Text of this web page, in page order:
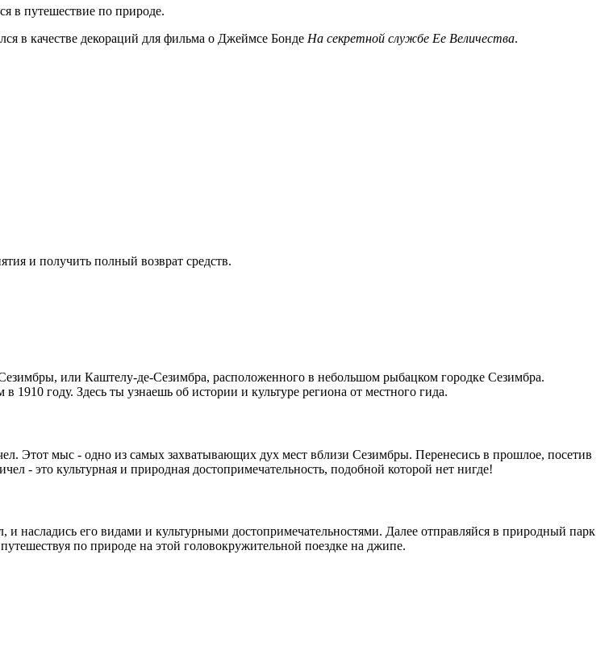
в путешествие по природе.
в качестве декораций для фильма о Джеймсе Бонде На секретной службе Ее Величества.
и получить полный возврат средств.
или Каштелу-де-Сезимбра, расположенного в небольшом рыбацком городке Сезимбра.
году. Здесь ты узнаешь об истории и культуре региона от местного гида.
Этот мыс - одно из самых захватывающих дух мест вблизи Сезимбры. Перенесись в прошлое, посетив
- это культурная и природная достопримечательность, подобной которой нет нигде!
насладись его видами и культурными достопримечательностями. Далее отправляйся в природный парк
по природе на этой головокружительной поездке на джипе.